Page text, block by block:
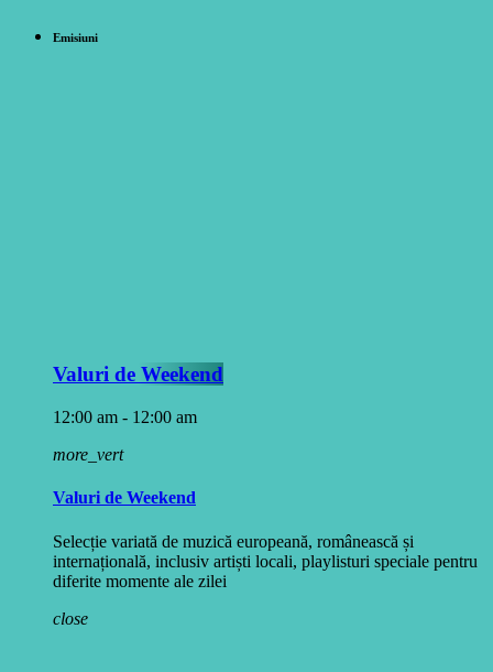
Emisiuni
Valuri de Weekend
12:00 am - 12:00 am
more_vert
Valuri de Weekend
Selecție variată de muzică europeană, românească și
internațională, inclusiv artiști locali, playlisturi speciale pentru
diferite momente ale zilei
close